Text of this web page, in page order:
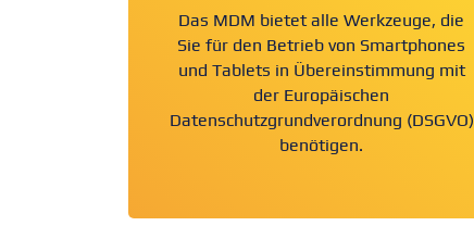
Das MDM bietet alle Werkzeuge, die
Sie für den Betrieb von Smartphones
und Tablets in Übereinstimmung mit
der Europäischen
Datenschutzgrundverordnung (DSGVO)
benötigen.